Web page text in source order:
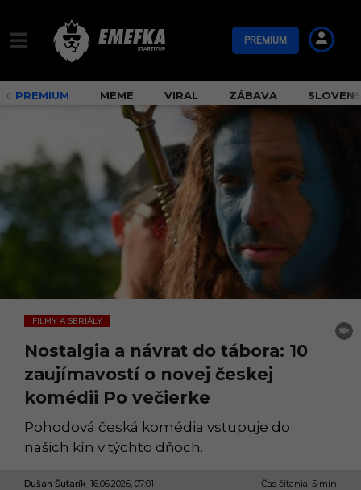
PREMIUM
PREMIUM MEME VIRAL ZÁBAVA
FILMY A SERIÁLY
Nostalgia a návrat do tábora: 10
zaujímavostí o novej českej
komédii Po večierke
Pohodová česká komédia vstupuje do
našich kín v týchto dňoch.
Dušan Šutarík 16.06.2026, 07:01
1
Čas čítania: 5 min